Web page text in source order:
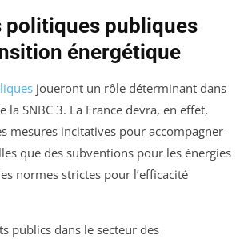
politiques publiques
énergétique
joueront un rôle déterminant dans
la SNBC 3. La France devra, en effet,
mesures incitatives pour accompagner
que des subventions pour les énergies
normes strictes pour l’efficacité
publics dans le secteur des